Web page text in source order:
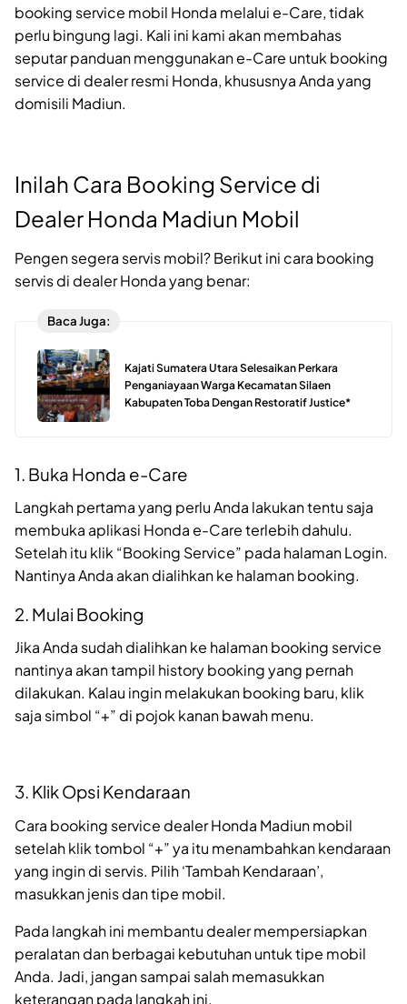
booking service mobil Honda melalui e-Care, tidak
perlu bingung lagi. Kali ini kami akan membahas
seputar panduan menggunakan e-Care untuk booking
service di dealer resmi Honda, khususnya Anda yang
domisili Madiun.
Inilah Cara Booking Service di
Dealer Honda Madiun Mobil
Pengen segera servis mobil? Berikut ini cara booking
servis di dealer Honda yang benar:
Baca Juga:
Kajati Sumatera Utara Selesaikan Perkara
Penganiayaan Warga Kecamatan Silaen
Kabupaten Toba Dengan Restoratif Justice*
1. Buka Honda e-Care
Langkah pertama yang perlu Anda lakukan tentu saja
membuka aplikasi Honda e-Care terlebih dahulu.
Setelah itu klik “Booking Service” pada halaman Login.
Nantinya Anda akan dialihkan ke halaman booking.
2. Mulai Booking
Jika Anda sudah dialihkan ke halaman booking service
nantinya akan tampil history booking yang pernah
dilakukan. Kalau ingin melakukan booking baru, klik
saja simbol “+” di pojok kanan bawah menu.
3. Klik Opsi Kendaraan
Cara booking service dealer Honda Madiun mobil
setelah klik tombol “+” ya itu menambahkan kendaraan
yang ingin di servis. Pilih ‘Tambah Kendaraan’,
masukkan jenis dan tipe mobil.
Pada langkah ini membantu dealer mempersiapkan
peralatan dan berbagai kebutuhan untuk tipe mobil
Anda. Jadi, jangan sampai salah memasukkan
keterangan pada langkah ini.